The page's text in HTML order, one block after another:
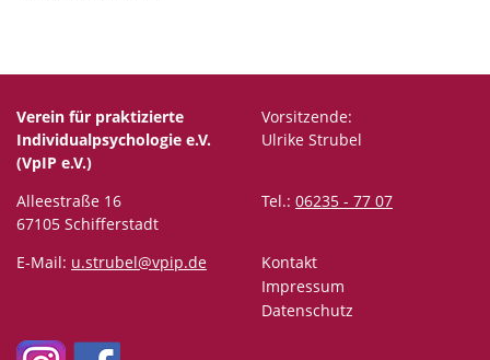
Verein für praktizierte
Individualpsychologie e.V.
(VpIP e.V.)
Vorsitzende:
Ulrike Strubel
Alleestraße 16
67105 Schifferstadt
Tel.: 06235 - 77 07
E-Mail: u.strubel@vpip.de
Kontakt
Impressum
Datenschutz